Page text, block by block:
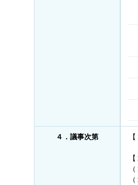
４．議事次第